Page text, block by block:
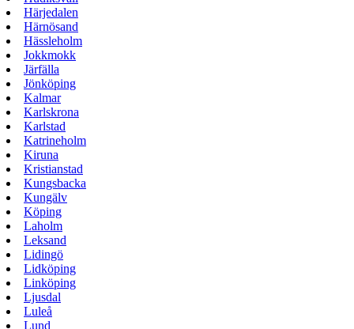
Härjedalen
Härnösand
Hässleholm
Jokkmokk
Järfälla
Jönköping
Kalmar
Karlskrona
Karlstad
Katrineholm
Kiruna
Kristianstad
Kungsbacka
Kungälv
Köping
Laholm
Leksand
Lidingö
Lidköping
Linköping
Ljusdal
Luleå
Lund